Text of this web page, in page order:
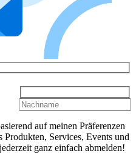
auf meinen Präferenzen
Services, Events und
ganz einfach abmelden!